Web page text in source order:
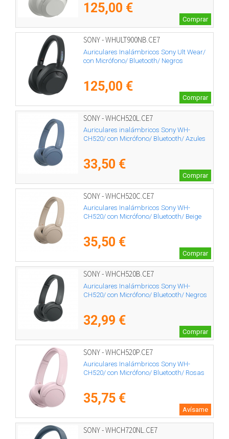
125,00 €
Comprar
SONY - WHULT900NB.CE7
Auriculares Inalámbricos Sony Ult Wear/
con Micrófono/ Bluetooth/ Negros
125,00 €
Comprar
SONY - WHCH520L.CE7
Auriculares inalámbricos Sony WH-
CH520/ con Micrófono/ Bluetooth/ Azules
33,50 €
Comprar
SONY - WHCH520C.CE7
Auriculares Inalámbricos Sony WH-
CH520/ con Micrófono/ Bluetooth/ Beige
35,50 €
Comprar
SONY - WHCH520B.CE7
Auriculares Inalámbricos Sony WH-
CH520/ con Micrófono/ Bluetooth/ Negros
32,99 €
Comprar
SONY - WHCH520P.CE7
Auriculares Inalámbricos Sony WH-
CH520/ con Micrófono/ Bluetooth/ Rosas
35,75 €
Avísame
SONY - WHCH720NL.CE7